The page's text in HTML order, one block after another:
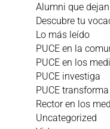
Alumni que
Descubre tu
Lo más leído
PUCE en la
PUCE en los
PUCE investiga
PUCE transforma
Rector en los
Uncategorized